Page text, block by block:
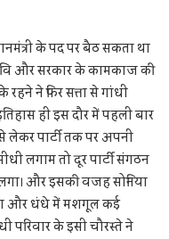
के पद पर बैठ सकता था
और सरकार के कामकाज की
ने फिर सत्ता से गांधी
ही इस दौर में पहली बार
लेकर पार्टी तक पर अपनी
लगाम तो दूर पार्टी संगठन
और इसकी वजह सोनिया
और धंधे में मशगूल कई
परिवार के इसी चौरस्ते ने